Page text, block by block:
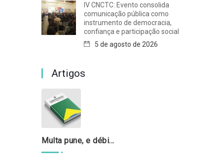
IV CNCTC: Evento consolida
comunicação pública como
instrumento de democracia,
confiança e participação social
5 de agosto de 2026
Artigos
Multa pune, e débito recompõe. § 3º do art. 71 da Constituição: um problema de legística formal